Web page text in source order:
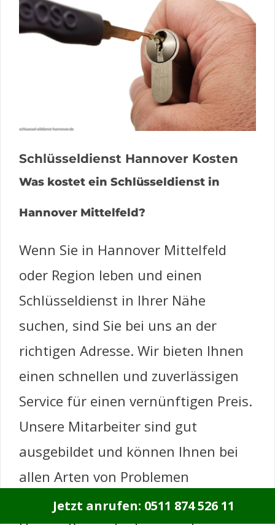
Schlüsseldienst Hannover Kosten
Was kostet ein Schlüsseldienst in
Hannover Mittelfeld?
Wenn Sie in Hannover Mittelfeld
oder Region leben und einen
Schlüsseldienst in Ihrer Nähe
suchen, sind Sie bei uns an der
richtigen Adresse. Wir bieten Ihnen
einen schnellen und zuverlässigen
Service für einen vernünftigen Preis.
Unsere Mitarbeiter sind gut
ausgebildet und können Ihnen bei
allen Arten von Problemen
weiterhelfen.
Jetzt anrufen: 0511 874 526 11